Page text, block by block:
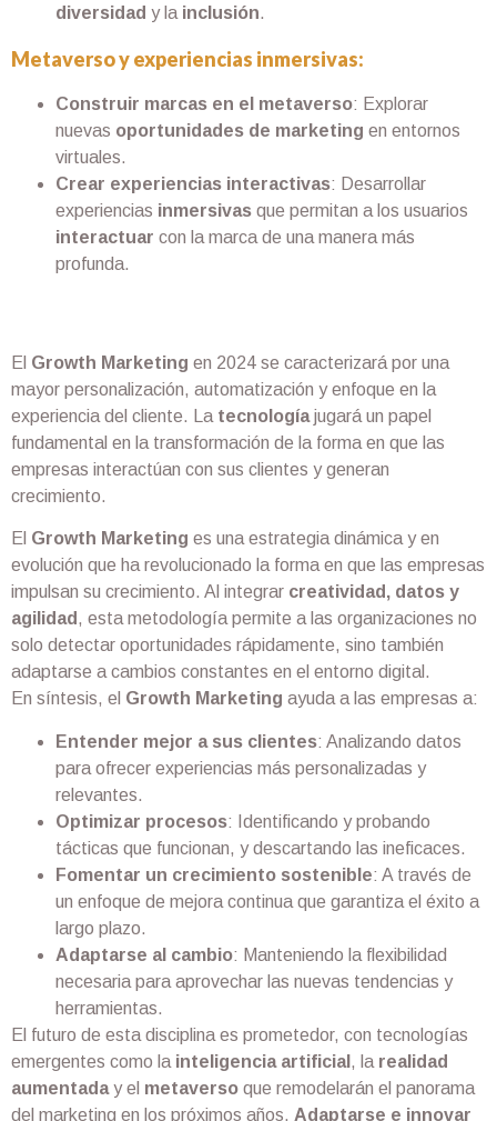
diversidad y la inclusión.
Metaverso y experiencias inmersivas:
Construir marcas en el metaverso: Explorar
nuevas oportunidades de marketing en entornos
virtuales.
Crear experiencias interactivas: Desarrollar
experiencias inmersivas que permitan a los usuarios
interactuar con la marca de una manera más
profunda.
El Growth Marketing en 2024 se caracterizará por una
mayor personalización, automatización y enfoque en la
experiencia del cliente. La tecnologíajugará un papel
fundamental en la transformación de la forma en que las
empresas interactúan con sus clientes y generan
crecimiento.
El Growth Marketing es una estrategia dinámica y en
evolución que ha revolucionado la forma en que las empresas
impulsan su crecimiento. Al integrar creatividad, datos y
agilidad , esta metodología permite a las organizaciones no
solo detectar oportunidades rápidamente, sino también
adaptarse a cambios constantes en el entorno digital.
En síntesis, el Growth Marketing ayuda a las empresas a:
Entender mejor a sus clientes: Analizando datos
para ofrecer experiencias más personalizadas y
relevantes.
Optimizar procesos: Identificando y probando
tácticas que funcionan, y descartando las ineficaces.
Fomentar un crecimiento sostenible: A través de
un enfoque de mejora continua que garantiza el éxito a
largo plazo.
Adaptarse al cambio: Manteniendo la flexibilidad
necesaria para aprovechar las nuevas tendencias y
herramientas.
El futuro de esta disciplina es prometedor, con tecnologías
emergentes como la inteligencia artificial , la realidad
aumentaday el metaverso que remodelarán el panorama
del marketing en los próximos años. Adaptarse e innovar